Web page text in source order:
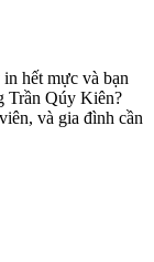
hết mực và bạn
Trần Qúy Kiên?
và gia đình cần